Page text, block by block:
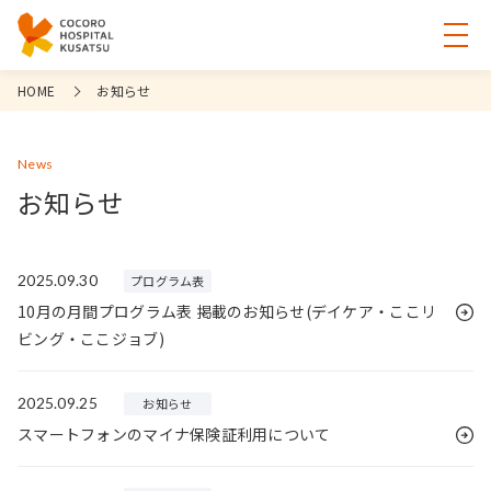
HOME お知らせ
News
お知らせ
2025.09.30 プログラム表
10月の月間プログラム表 掲載のお知らせ(デイケア・ここリ
ビング・ここジョブ)
2025.09.25 お知らせ
スマートフォンのマイナ保険証利用について